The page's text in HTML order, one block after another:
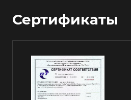
Сертификаты